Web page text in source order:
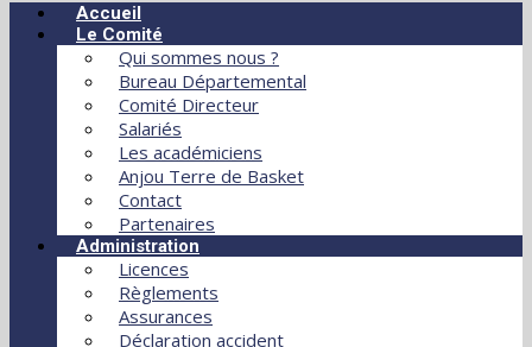
Accueil
Le Comité
Qui sommes nous ?
Bureau Départemental
Comité Directeur
Salariés
Les académiciens
Anjou Terre de Basket
Contact
Partenaires
Administration
Licences
Règlements
Assurances
Déclaration accident